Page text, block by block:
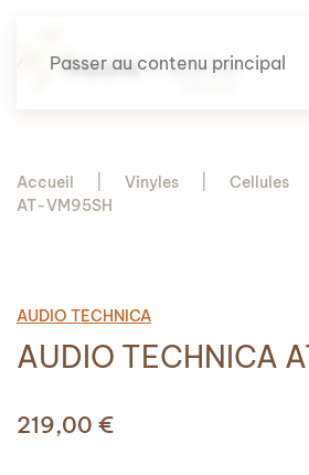
Passer au contenu principal
Accueil Vinyles Cellules
AT-VM95SH
AUDIO TECHNICA
AUDIO TECHNICA
219,00 €